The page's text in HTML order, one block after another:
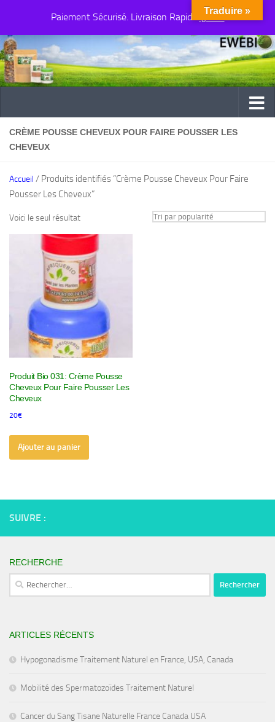
Paiement Sécurisé. Livraison Rapide Ignorer
Au dessous du contenu
CRÈME POUSSE CHEVEUX POUR FAIRE POUSSER LES
CHEVEUX
Accueil / Produits identifiés “Crème Pousse Cheveux Pour Faire
Pousser Les Cheveux”
Voici le seul résultat
Produit Bio 031: Crème Pousse
Cheveux Pour Faire Pousser Les
Cheveux
20€
Ajouter au panier
SUIVRE :
RECHERCHE
Rechercher :
ARTICLES RÉCENTS
Hypogonadisme Traitement Naturel en France, USA, Canada
Mobilité des Spermatozoïdes Traitement Naturel
Cancer du Sang Tisane Naturelle France Canada USA
Traduire »